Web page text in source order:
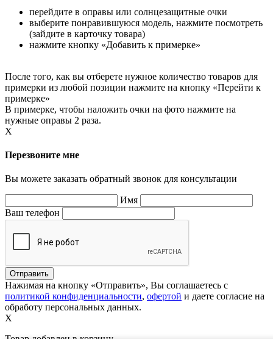
перейдите в оправы или солнцезащитные очки
выберите понравившуюся модель, нажмите посмотреть
(зайдите в карточку товара)
нажмите кнопку «Добавить к примерке»
После того, как вы отберете нужное количество товаров для
примерки из любой позиции нажмите на кнопку «Перейти к
примерке»
В примерке, чтобы наложить очки на фото нажмите на
нужные оправы 2 раза.
X
Перезвоните мне
Вы можете заказать обратный звонок для консультации
Имя
Ваш телефон
Нажимая на кнопку «Отправить», Вы соглашаетесь с
политикой конфиденциальности, офертой и даете согласие на
обработу персональных данных.
X